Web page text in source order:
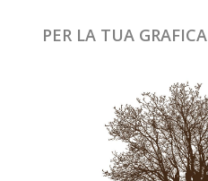
PER LA TUA GRAFICA